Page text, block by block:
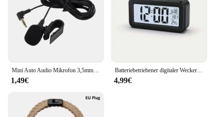
Mini Auto Audio Mikrofon 3,5mm Clip Jack Stecker Mic Stereo Profis Wired Externe Mikrofon Für Auto DVD Radio 3m Lange
1,49€
Batteriebetriebener digitaler Wecker, Temperatur, Datum, mit Hintergrundbeleuchtung, Schlummer-Tischuhr, 12/24 Stunden, stumm, elektronische LCD-Uhr am Bett
4,99€